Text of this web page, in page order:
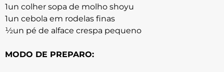
1un colher sopa de molho shoyu
1un cebola em rodelas finas
½un pé de alface crespa pequeno
MODO DE PREPARO: